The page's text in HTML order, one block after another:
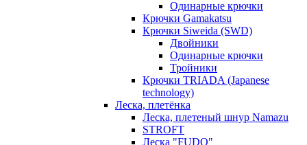
Одинарные крючки
Крючки Gamakatsu
Крючки Siweida (SWD)
Двойники
Одинарные крючки
Тройники
Крючки TRIADA (Japanese
technology)
Леска, плетёнка
Леска, плетеный шнур Namazu
STROFT
Леска "FUDO"